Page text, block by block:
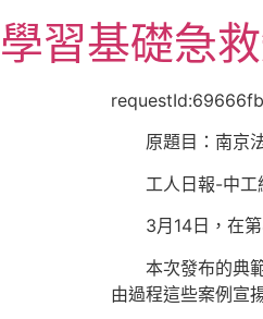
至
主
學習基礎急
原題目：南京
工人日報-中
3月14日，在
本次發布的典
由過程這些案例宣